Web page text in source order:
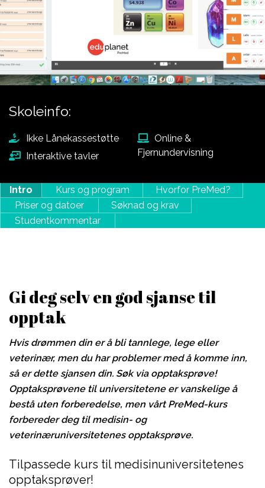
Skoleinfo:
Ikke Lånekassestøtte
Interaktive tavler
Fjernundervisning
Intro Kurs og program
Hvorfor PreMed?
Priser og datoer
Søknad og krav
Studentkommentar
Gi deg selv en god sjanse til
opptak
Hvis drømmen din er å bli tannlege, lege eller
veterinær, men du har problemer med å komme inn,
så er dette sjansen din. Søk via opptaksprøve!
Opptaksprøvene til universitetene er vanskelige å
bestå uten forberedelse, men vårt PreMed-kurs
forbereder deg til medisin- og
veterinæruniversitetenes opptaksprøve.
Tilpassede kurs til medisinuniversitetenes
opptaksprøver!